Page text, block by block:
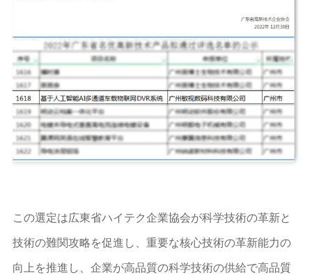
この選定は広東省ハイテク企業協会が科学技術の革新と
技術の難関攻略を促進し、重要な核心技術の革新能力の
向上を推進し、企業が高品質の科学技術の供給で高品質